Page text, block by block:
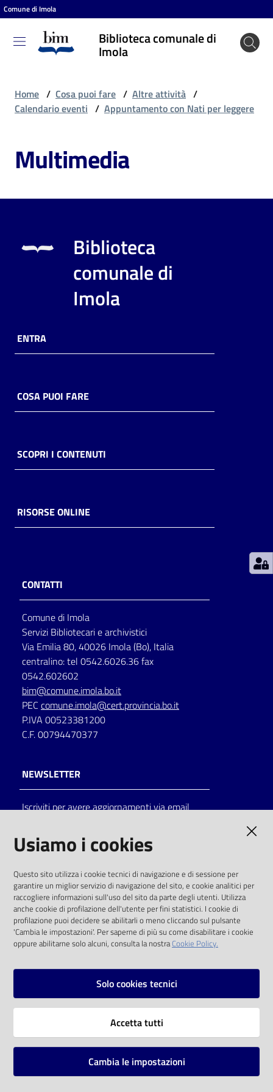
Vai al contenuto
Vai alla navigazione
Vai al footer
Comune di Imola
Biblioteca comunale di
Imola
Biblioteca
comunale
puoi
Risorse
online
Casa
Piani
storico
per
lettura
Seguici
su
Catalogo
on line
Eventi
Chiedi al
bibliotecario
Home / Cosa puoi fare / Altre attività /
Calendario eventi / Appuntamento con Nati per leggere
Multimedia
Biblioteca
comunale di
Imola
ENTRA
COSA PUOI FARE
SCOPRI I CONTENUTI
RISORSE ONLINE
CONTATTI
Comune di Imola
Servizi Bibliotecari e archivistici
Via Emilia 80, 40026 Imola (Bo), Italia
centralino: tel 0542.6026.36 fax
0542.602602
bim@comune.imola.bo.it
PEC comune.imola@cert.provincia.bo.it
P.IVA 00523381200
C.F. 00794470377
NEWSLETTER
Iscriviti per avere aggiornamenti via email
solo alle condizioni previste dalla direttiva
comunitaria 2003/98/CE e dal d.lgs. 36/2006
SOCIAL
Instagram
Vai alla pagina
Mappa del sito
Usiamo i cookies
Questo sito utilizza i cookie tecnici di navigazione e di sessione per
garantire un miglior servizio di navigazione del sito, e cookie analitici per
raccogliere informazioni sull'uso del sito da parte degli utenti. Utilizza
anche cookie di profilazione dell'utente per fini statistici. I cookie di
profilazione puoi decidere se abilitarli o meno cliccando sul pulsante
'Cambia le impostazioni'. Per saperne di più su come disabilitare i cookie
oppure abilitarne solo alcuni, consulta la nostraCookie Policy.
Solo cookies tecnici
Accetta tutti
Cambia le impostazioni